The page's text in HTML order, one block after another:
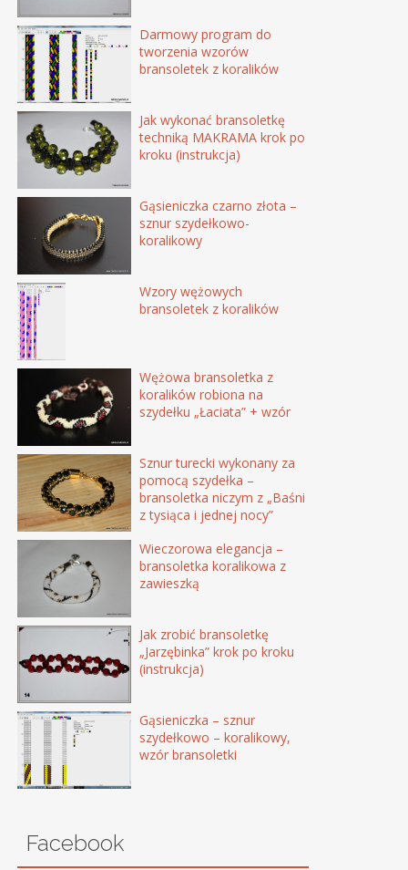
Darmowy program do
tworzenia wzorów
bransoletek z koralików
Jak wykonać bransoletkę
techniką MAKRAMA krok po
kroku (instrukcja)
Gąsieniczka czarno złota –
sznur szydełkowo-
koralikowy
Wzory wężowych
bransoletek z koralików
Wężowa bransoletka z
koralików robiona na
szydełku „Łaciata” + wzór
Sznur turecki wykonany za
pomocą szydełka –
bransoletka niczym z „Baśni
z tysiąca i jednej nocy”
Wieczorowa elegancja –
bransoletka koralikowa z
zawieszką
Jak zrobić bransoletkę
„Jarzębinka” krok po kroku
(instrukcja)
Gąsieniczka – sznur
szydełkowo – koralikowy,
wzór bransoletki
Facebook